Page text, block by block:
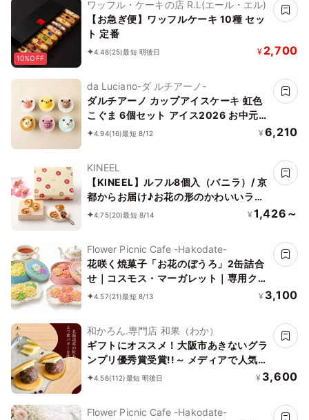
10%OFF
ワッフル・ケーキの店 R.L(エール・エル)
【お急ぎ便】ワッフルケーキ 10種 セッ
ト 定番
4.48(25)最短 明後日 ¥ 2,700
da Luciano-ダ ルチアーノ-
ダルチアーノ カップアイスケーキ 虹色
こぐま 6個セット アイス2026 お中元
2026
4.94(16)最短 8/12 ¥ 6,210
KINEEL
【KINEEL】ルフル8個入（バニラ）/ 京
都からお届け♪お花の形のかわいいラン
グドシャスイーツ（焼菓子8個セット）
4.75(20)最短 8/14 ¥ 1,426～
Flower Picnic Cafe -Hakodate-
花咲く焼菓子「お花のぼうろ」2缶詰合
せ｜コスモス・マーガレット｜専用クリ
アケース付き｜
4.57(21)最短 8/13 ¥ 3,100
和かろん.専門店 和果（わか）
ギフトにオススメ！大阪市あきないグラ
ンプリ優秀賞受賞!!～ メディアで人気の
生どら焼き 和スイーツ～「和かろ
4.56(112)最短 明後日 ¥ 3,600
Flower Picnic Cafe -Hakodate-